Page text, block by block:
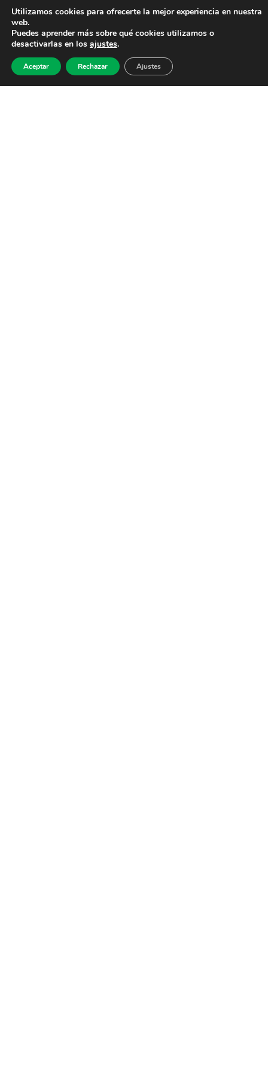
Utilizamos cookies para ofrecerte la mejor experiencia en nuestra
web.
Puedes aprender más sobre qué cookies utilizamos o
desactivarlas en los ajustes.
Aceptar Rechazar Ajustes